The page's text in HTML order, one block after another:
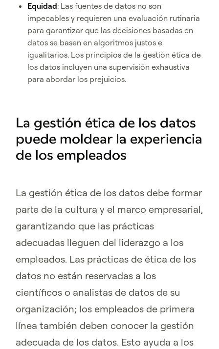
Equidad: Las fuentes de datos no son
impecables y requieren una evaluación rutinaria
para garantizar que las decisiones basadas en
datos se basen en algoritmos justos e
igualitarios. Los principios de la gestión ética de
los datos incluyen una supervisión exhaustiva
para abordar los prejuicios.
La gestión ética de los datos
puede moldear la experiencia
de los empleados
La gestión ética de los datos debe formar
parte de la cultura y el marco empresarial,
garantizando que las prácticas
adecuadas lleguen del liderazgo a los
empleados. Las prácticas de ética de los
datos no están reservadas a los
científicos o analistas de datos de su
organización; los empleados de primera
línea también deben conocer la gestión
adecuada de los datos. Esto ayuda a los